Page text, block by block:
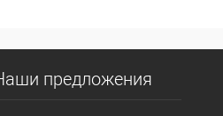
предложения